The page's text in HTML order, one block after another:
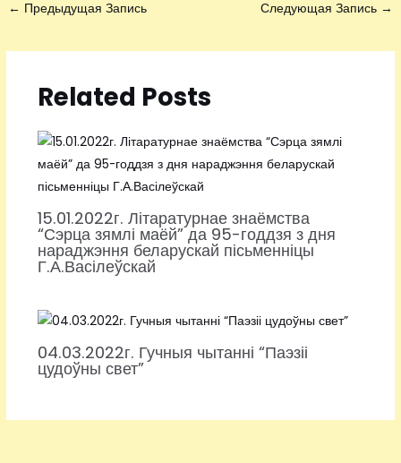
← Предыдущая Запись Следующая Запись →
Related Posts
15.01.2022г. Літаратурнае знаёмства
“Сэрца зямлі маёй” да 95-годдзя з дня
нараджэння беларускай пісьменніцы
Г.А.Васілеўскай
04.03.2022г. Гучныя чытанні “Паэзіі
цудоўны свет”